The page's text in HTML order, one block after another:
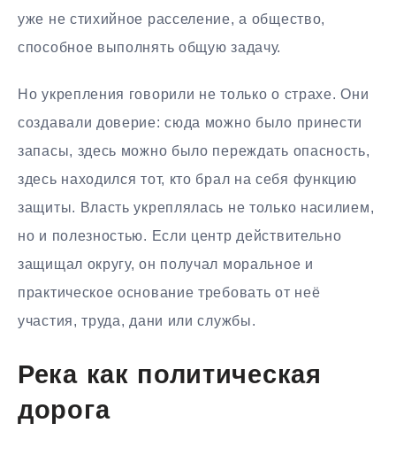
уже не стихийное расселение, а общество,
способное выполнять общую задачу.
Но укрепления говорили не только о страхе. Они
создавали доверие: сюда можно было принести
запасы, здесь можно было переждать опасность,
здесь находился тот, кто брал на себя функцию
защиты. Власть укреплялась не только насилием,
но и полезностью. Если центр действительно
защищал округу, он получал моральное и
практическое основание требовать от неё
участия, труда, дани или службы.
Река как политическая
дорога